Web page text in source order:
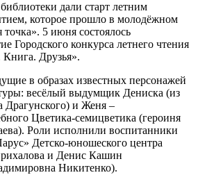
дали старт летним
которое прошло в молодёжном
точка». 5 июня состоялось
Городского конкурса летнего чтения
Друзья».
в образах известных персонажей
весёлый выдумщик Дениска (из
Драгунского) и Женя –
Цветика-семицветика (героиня
Роли исполнили воспитанники
Детско-юношеского центра
и Денис Кашин
Никитенко).